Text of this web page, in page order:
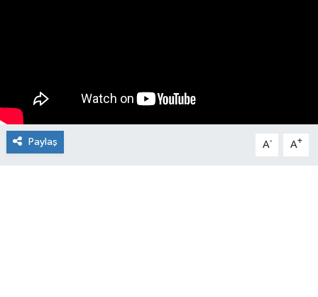
Paylaş A- A+